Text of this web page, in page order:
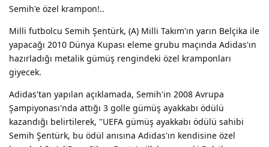
Semih'e özel krampon!..
Milli futbolcu Semih Şentürk, (A) Milli Takım'ın yarın Belçika ile
yapacağı 2010 Dünya Kupası eleme grubu maçında Adidas'ın
hazırladığı metalik gümüş rengindeki özel kramponları
giyecek.
Adidas'tan yapılan açıklamada, Semih'in 2008 Avrupa
Şampiyonası'nda attığı 3 golle gümüş ayakkabı ödülü
kazandığı belirtilerek, "UEFA gümüş ayakkabı ödülü sahibi
Semih Şentürk, bu ödül anısına Adidas'ın kendisine özel